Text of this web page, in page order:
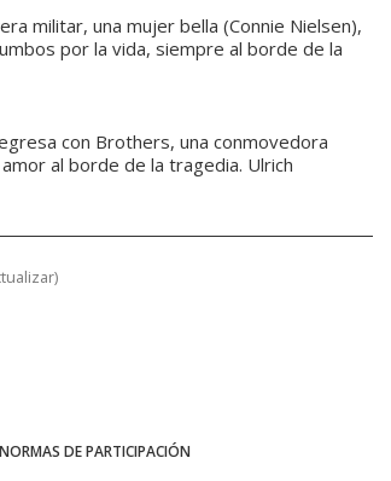
militar, una mujer bella (Connie Nielsen),
por la vida, siempre al borde de la
con Brothers, una conmovedora
al borde de la tragedia. Ulrich
)
NORMAS DE PARTICIPACIÓN